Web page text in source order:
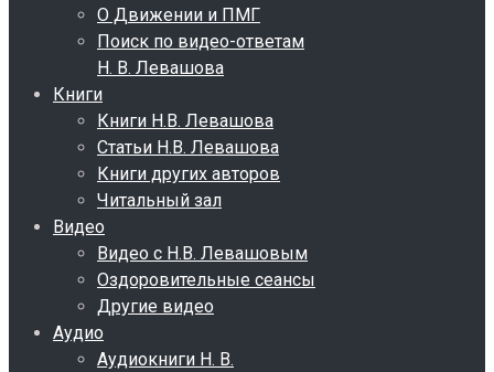
О Движении и ПМГ
Поиск по видео-ответам
Н. В. Левашова
Книги
Книги Н.В. Левашова
Статьи Н.В. Левашова
Книги других авторов
Читальный зал
Видео
Видео с Н.В. Левашовым
Оздоровительные сеансы
Другие видео
Аудио
Аудиокниги Н. В.